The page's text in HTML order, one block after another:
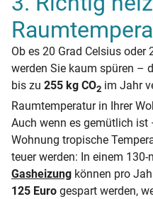
Ob es 20 Grad Celsius
werden Sie kaum spüren –
bis zu 255 kg CO2 im Jahr
Raumtemperatur in Ihrer
Auch wenn es gemütlich ist
Wohnung tropische
teuer werden: In einem
Gasheizung können pro
125 Euro gespart werden,